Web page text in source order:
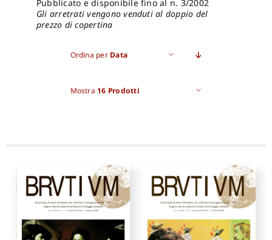
Pubblicato e disponibile fino al n. 3/2002
Gli arretrati vengono venduti al doppio del
prezzo di copertina
Ordina per Data
Mostra 16 Prodotti